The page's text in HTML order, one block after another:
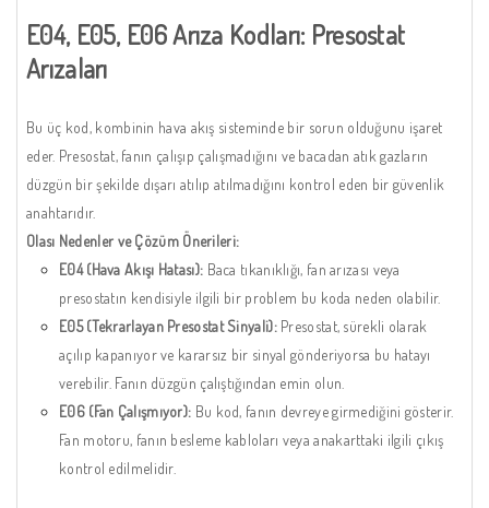
E04, E05, E06 Arıza Kodları: Presostat
Arızaları
Bu üç kod, kombinin hava akış sisteminde bir sorun olduğunu işaret
eder. Presostat, fanın çalışıp çalışmadığını ve bacadan atık gazların
düzgün bir şekilde dışarı atılıp atılmadığını kontrol eden bir güvenlik
anahtarıdır.
Olası Nedenler ve Çözüm Önerileri:
E04 (Hava Akışı Hatası): Baca tıkanıklığı, fan arızası veya
presostatın kendisiyle ilgili bir problem bu koda neden olabilir.
E05 (Tekrarlayan Presostat Sinyali):Presostat, sürekli olarak
açılıp kapanıyor ve kararsız bir sinyal gönderiyorsa bu hatayı
verebilir. Fanın düzgün çalıştığından emin olun.
E06 (Fan Çalışmıyor): Bu kod, fanın devreye girmediğini gösterir.
Fan motoru, fanın besleme kabloları veya anakarttaki ilgili çıkış
kontrol edilmelidir.